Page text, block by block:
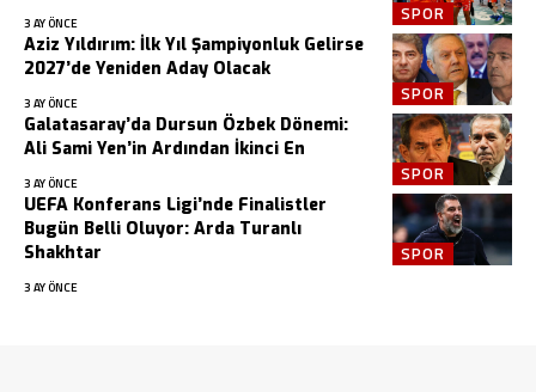
SPOR
3 AY ÖNCE
SPOR
Aziz Yıldırım: İlk Yıl Şampiyonluk Gelirse
2027’de Yeniden Aday Olacak
3 AY ÖNCE
SPOR
Galatasaray’da Dursun Özbek Dönemi:
Ali Sami Yen’in Ardından İkinci En
3 AY ÖNCE
SPOR
UEFA Konferans Ligi’nde Finalistler
Bugün Belli Oluyor: Arda Turanlı
Shakhtar
3 AY ÖNCE